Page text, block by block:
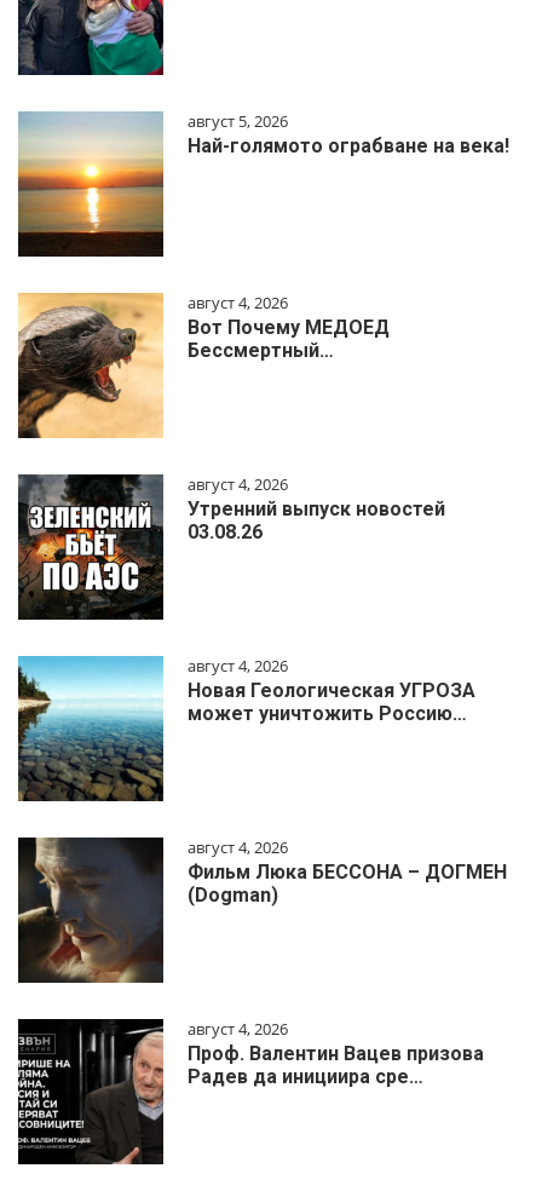
август 5, 2026
Най-голямото ограбване на века!
август 4, 2026
Вот Почему МЕДОЕД
Бессмертный…
август 4, 2026
Утренний выпуск новостей
03.08.26
август 4, 2026
Новая Геологическая УГРОЗА
может уничтожить Россию…
август 4, 2026
Фильм Люка БЕССОНА – ДОГМЕН
(Dogman)
август 4, 2026
Проф. Валентин Вацев призова
Радев да инициира сре…